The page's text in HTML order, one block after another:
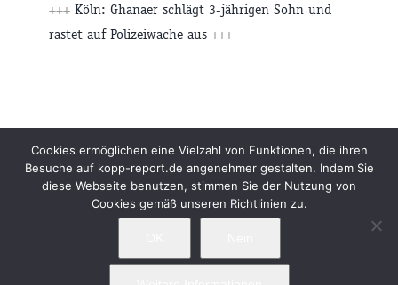
+++ Köln: Ghanaer schlägt 3-jährigen Sohn und
rastet auf Polizeiwache aus +++
Beiträge Archiv Impressum
Newsletter
Kopp Verlag
Datenschutzerklärung
Cookies ermöglichen eine Vielzahl von Funktionen, die ihren
Besuche auf kopp-report.de angenehmer gestalten. Indem Sie
diese Webseite benutzen, stimmen Sie der Nutzung von
Cookies gemäß unseren Richtlinien zu.